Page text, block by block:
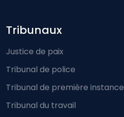
Footer-menu
Tribunaux
Justice de paix
Tribunal de police
Tribunal de première instance
Tribunal du travail